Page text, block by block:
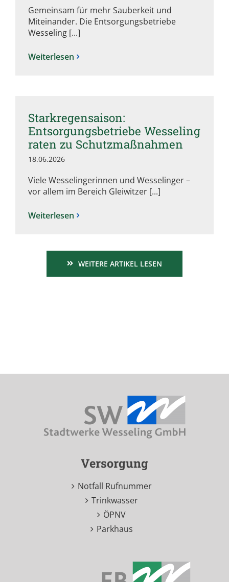
Gemeinsam für mehr Sauberkeit und
Miteinander. Die Entsorgungsbetriebe
Wesseling [...]
Weiterlesen
Starkregensaison:
Entsorgungsbetriebe Wesseling
raten zu Schutzmaßnahmen
18.06.2026
Viele Wesselingerinnen und Wesselinger –
vor allem im Bereich Gleiwitzer [...]
Weiterlesen
WEITERE ARTIKEL LESEN
Versorgung
Notfall Rufnummer
Trinkwasser
ÖPNV
Parkhaus